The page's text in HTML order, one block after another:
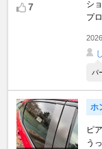
7
シ
プ
パ
ホ
ピ
う